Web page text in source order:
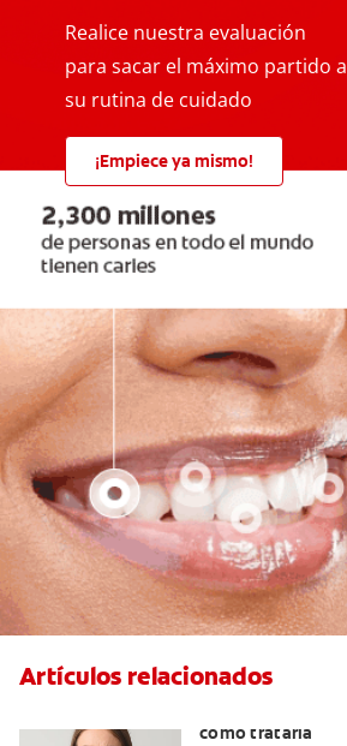
Realice nuestra evaluación
para sacar el máximo partido a
su rutina de cuidado
¡Empiece ya mismo!
Artículos relacionados
cómo tratarla